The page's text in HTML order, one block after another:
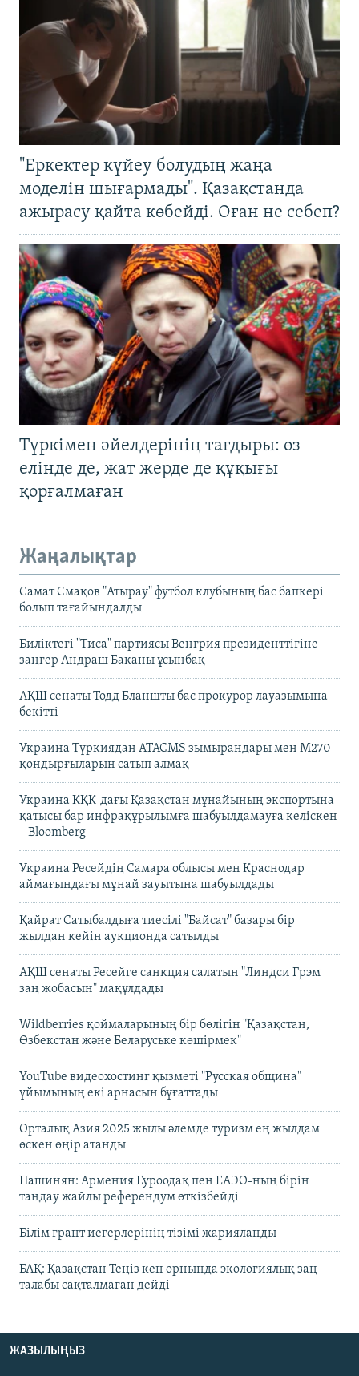
"Еркектер күйеу болудың жаңа
моделін шығармады". Қазақстанда
ажырасу қайта көбейді. Оған не себеп?
Түркімен әйелдерінің тағдыры: өз
елінде де, жат жерде де құқығы
қорғалмаған
Жаңалықтар
Самат Смақов "Атырау" футбол клубының бас бапкері
болып тағайындалды
Биліктегі "Тиса" партиясы Венгрия президенттігіне
заңгер Андраш Баканы ұсынбақ
АҚШ сенаты Тодд Бланшты бас прокурор лауазымына
бекітті
Украина Түркиядан ATACMS зымырандары мен M270
қондырғыларын сатып алмақ
Украина КҚК-дағы Қазақстан мұнайының экспортына
қатысы бар инфрақұрылымға шабуылдамауға келіскен
– Bloomberg
Украина Ресейдің Самара облысы мен Краснодар
аймағындағы мұнай зауытына шабуылдады
Қайрат Сатыбалдыға тиесілі "Байсат" базары бір
жылдан кейін аукционда сатылды
АҚШ сенаты Ресейге санкция салатын "Линдси Грэм
заң жобасын" мақұлдады
Wildberries қоймаларының бір бөлігін "Қазақстан,
Өзбекстан және Беларуське көшірмек"
YouTube видеохостинг қызметі "Русская община"
ұйымының екі арнасын бұғаттады
Орталық Азия 2025 жылы әлемде туризм ең жылдам
өскен өңір атанды
Пашинян: Армения Еуроодақ пен ЕАЭО-ның бірін
таңдау жайлы референдум өткізбейді
Білім грант иегерлерінің тізімі жарияланды
БАҚ: Қазақстан Теңіз кен орнында экологиялық заң
талабы сақталмаған дейді
ЖАЗЫЛЫҢЫЗ